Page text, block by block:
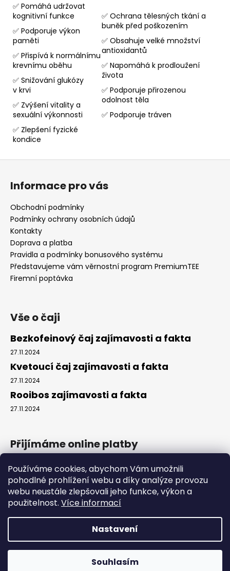
Používáme cookies, abychom Vám umožnili
pohodlné prohlížení webu a díky analýze provozu
webu neustále zlepšovali jeho funkce, výkon a
použitelnost. Více informací
Nastavení
Souhlasím
✅ Pomáhá udržovat
kognitivní funkce
✅ Podporuje výkon
paměti
✅ Přispívá k normálnímu
krevnímu oběhu
✅ Snižování glukózy
v krvi
✅ Zvýšení vitality a
sexuální výkonnosti
✅ Zlepšení fyzické
kondice
✅ Ochrana tělesných tkání a
buněk před poškozením
✅ Obsahuje velké množství
antioxidantů
✅ Napomáhá k prodloužení
života
✅ Podporuje přirozenou
odolnost těla
✅ Podporuje tráven
Z
Informace pro vás
Obchodní podmínky
Podmínky ochrany osobních údajů
Kontakty
Doprava a platba
Pravidla a podmínky bonusového systému
Představujeme vám věrnostní program PremiumTEE
Firemní poptávka
Vše o čaji
Bezkofeinový čaj zajímavosti a fakta
27.11.2024
Kvetoucí čaj zajímavosti a fakta
27.11.2024
Rooibos zajímavosti a fakta
27.11.2024
Přijímáme online platby
Instagram
PremiumTEE. Všechna práva vyhrazena.